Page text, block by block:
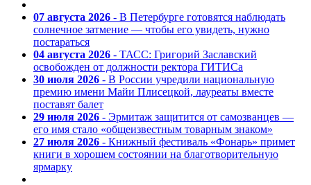
07 августа 2026 - В Петербурге готовятся наблюдать
солнечное затмение — чтобы его увидеть, нужно
постараться
04 августа 2026 - ТАСС: Григорий Заславский
освобожден от должности ректора ГИТИСа
30 июля 2026 - В России учредили национальную
премию имени Майи Плисецкой, лауреаты вместе
поставят балет
29 июля 2026 - Эрмитаж защитится от самозванцев —
его имя стало «общеизвестным товарным знаком»
27 июля 2026 - Книжный фестиваль «Фонарь» примет
книги в хорошем состоянии на благотворительную
ярмарку